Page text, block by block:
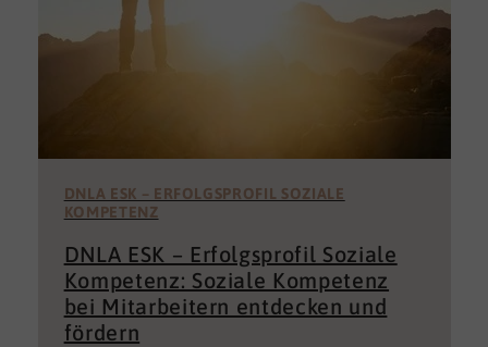
DNLA ESK – ERFOLGSPROFIL SOZIALE
KOMPETENZ
DNLA ESK – Erfolgsprofil Soziale
Kompetenz: Soziale Kompetenz
bei Mitarbeitern entdecken und
fördern